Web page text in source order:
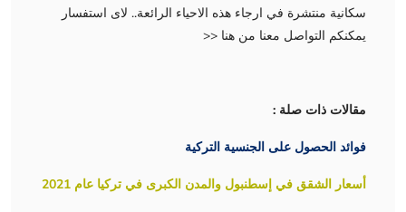
سكانية منتشرة في ارجاء هذه الاحياء الرائعة.. لاى استفسار
يمكنكم التواصل معنا من هنا <<
مقالات ذات صلة :
فوائد الحصول على الجنسية التركية
أسعار الشقق في إسطنبول والمدن الكبرى في تركيا عام 2021